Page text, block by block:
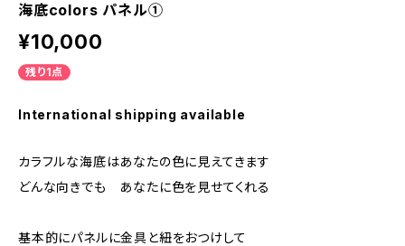
海底colors パネル①
¥10,000
残り1点
International shipping available
カラフルな海底はあなたの色に見えてきます
どんな向きでも あなたに色を見せてくれる
基本的にパネルに金具と紐をおつけして